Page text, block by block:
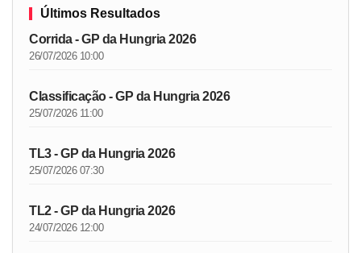
Últimos Resultados
Corrida - GP da Hungria 2026
26/07/2026 10:00
Classificação - GP da Hungria 2026
25/07/2026 11:00
TL3 - GP da Hungria 2026
25/07/2026 07:30
TL2 - GP da Hungria 2026
24/07/2026 12:00